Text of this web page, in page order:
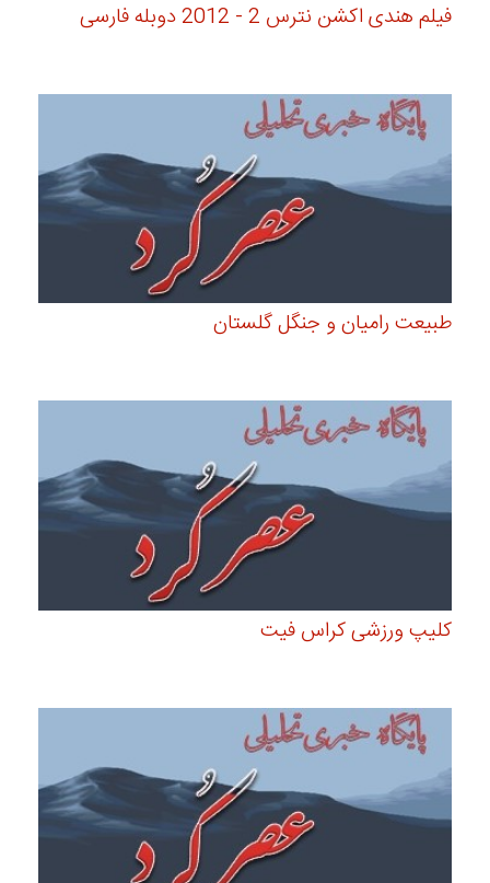
فیلم هندی اکشن نترس 2 - 2012 دوبله فارسی
طبیعت رامیان و جنگل گلستان
کلیپ ورزشی کراس فیت